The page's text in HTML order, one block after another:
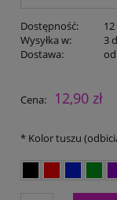
Dostępność:
12
Wysyłka w:
3
Dostawa:
od
Cena nie
Cena: 12,90 zł
* Kolor tuszu